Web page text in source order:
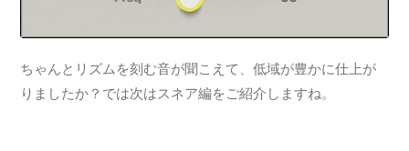
ちゃんとリズムを刻む音が聞こえて、低域が豊かに仕上が
りましたか？では次はスネア編をご紹介しますね。